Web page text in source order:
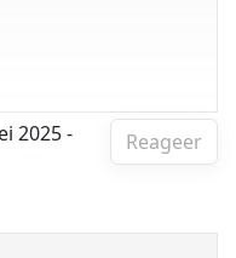
Reageer
2025 -